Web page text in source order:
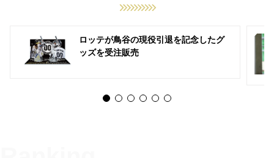
ロッテが鳥谷の現役引退を記念したグ
ッズを受注販売